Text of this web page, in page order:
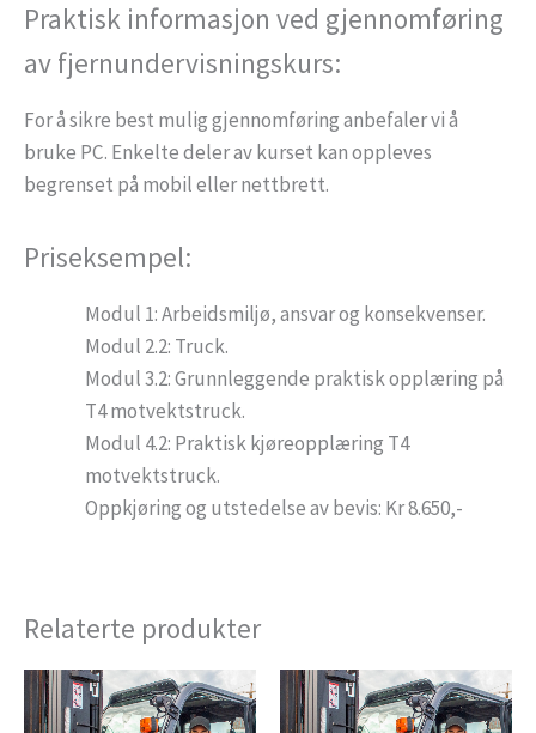
Praktisk informasjon ved gjennomføring
av fjernundervisningskurs:
For å sikre best mulig gjennomføring anbefaler vi å
bruke PC. Enkelte deler av kurset kan oppleves
begrenset på mobil eller nettbrett.
Priseksempel:
Modul 1: Arbeidsmiljø, ansvar og konsekvenser.
Modul 2.2: Truck.
Modul 3.2: Grunnleggende praktisk opplæring på
T4 motvektstruck.
Modul 4.2: Praktisk kjøreopplæring T4
motvektstruck.
Oppkjøring og utstedelse av bevis: Kr 8.650,-
Relaterte produkter